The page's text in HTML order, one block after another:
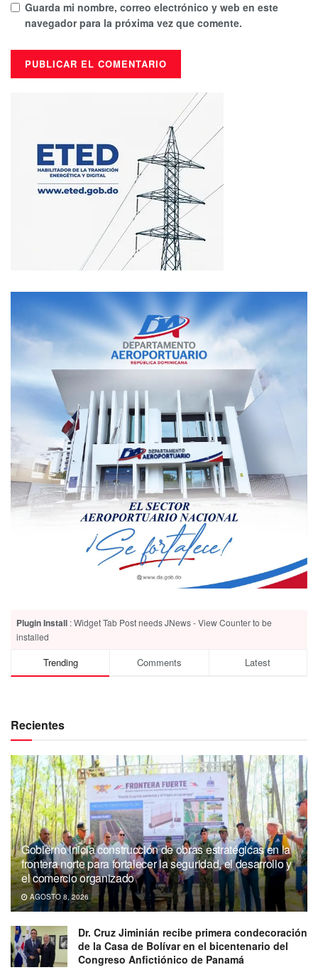
Guarda mi nombre, correo electrónico y web en este
navegador para la próxima vez que comente.
Plugin Install : Widget Tab Post needs JNews - View Counter to be
installed
Trending Comments Latest
Recientes
Gobierno inicia construcción de obras estratégicas en la
frontera norte para fortalecer la seguridad, el desarrollo y
el comercio organizado
AGOSTO 8, 2026
Dr. Cruz Jiminián recibe primera condecoración
de la Casa de Bolívar en el bicentenario del
Congreso Anfictiónico de Panamá